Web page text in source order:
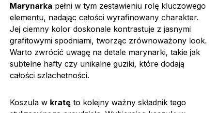
Marynarka pełni w tym zestawieniu rolę kluczowego
elementu, nadając całości wyrafinowany charakter.
Jej ciemny kolor doskonale kontrastuje z jasnymi
grafitowymi spodniami, tworząc zrównoważony look.
Warto zwrócić uwagę na detale marynarki, takie jak
subtelne hafty czy unikalne guziki, które dodają
całości szlachetności.
Koszula w kratę to kolejny ważny składnik tego